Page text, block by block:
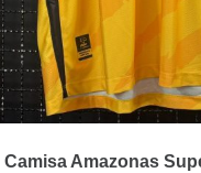
Camisa Amazonas